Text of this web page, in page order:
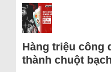
Hàng triệu công
thành chuột